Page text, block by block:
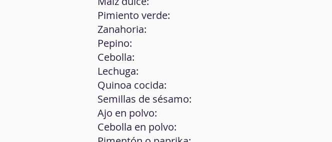
Pimiento verde:
Zanahoria:
Pepino:
Cebolla:
Lechuga:
Quinoa cocida:
Semillas de sésamo:
Ajo en polvo:
Cebolla en polvo: